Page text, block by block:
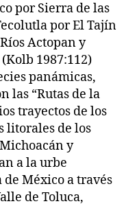
por Sierra de las
por El Tajín
Actopan y
1987:112)
panámicas,
las “Rutas de la
trayectos de los
litorales de los
y
a la urbe
México a través
de Toluca,